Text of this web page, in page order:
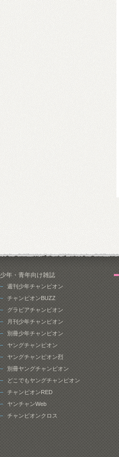
少年・青年向け雑誌
週刊少年チャンピオン
チャンピオンBUZZ
グラビアチャンピオン
月刊少年チャンピオン
別冊少年チャンピオン
ヤングチャンピオン
ヤングチャンピオン烈
別冊ヤングチャンピオン
どこでもヤングチャンピオン
チャンピオンRED
ヤンチャンWeb
チャンピオンクロス